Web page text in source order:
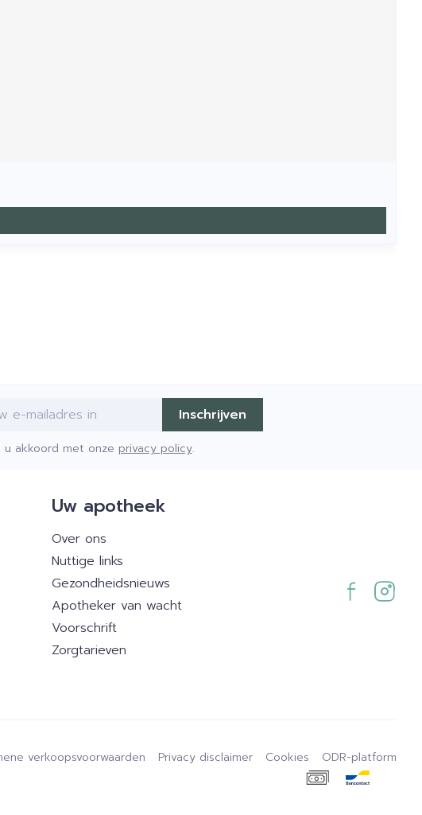
Inschrijven
u akkoord met onze privacy policy.
Uw apotheek
Over ons
Nuttige links
Gezondheidsnieuws
Apotheker van wacht
Voorschrift
Zorgtarieven
verkoopsvoorwaarden Privacy disclaimer Cookies ODR-platform